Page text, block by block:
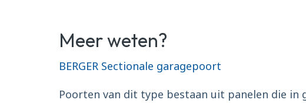
Meer weten?
BERGER Sectionale garagepoort
Poorten van dit type bestaan uit panelen die in